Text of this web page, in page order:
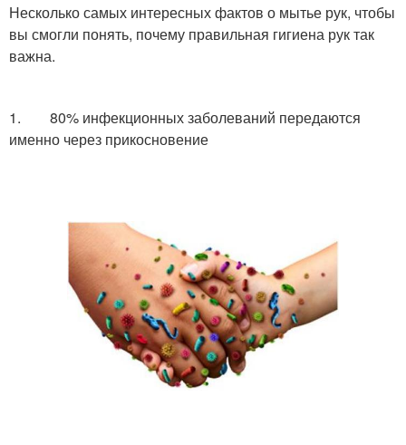
Несколько самых интересных фактов о мытье рук, чтобы
вы смогли понять, почему правильная гигиена рук так
важна.
1. 80% инфекционных заболеваний передаются
именно через прикосновение